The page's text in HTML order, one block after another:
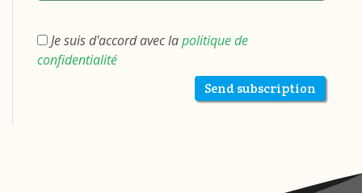
Je suis d'accord avec lapolitique de
confidentialité
Send subscription